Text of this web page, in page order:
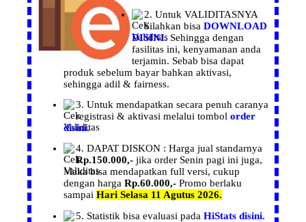
2. UntukVALIDITASNYA
Silahkan bisaDOWNLOAD
DISINI.Sehingga dengan
fasilitas ini, kenyamanan anda
terjamin. Sebab bisa dapat
produk sebelum bayar bahkan aktivasi,
sehingga adil & fairness.
3. Untuk mendapatkan secara penuh caranya
registrasi & aktivasi melalui tombolorder
disini.
4. DAPATDISKON : Hargajual standarnya
Rp.150.000,- jika order Senin pagi ini juga,
Maka bisa mendapatkanfull versi, cukup
dengan hargaRp.60.000,- Promo berlaku
sampaiHari Selasa 11 Agutus 2026.
5. Statistik bisa evaluasi padaHiStats disini.